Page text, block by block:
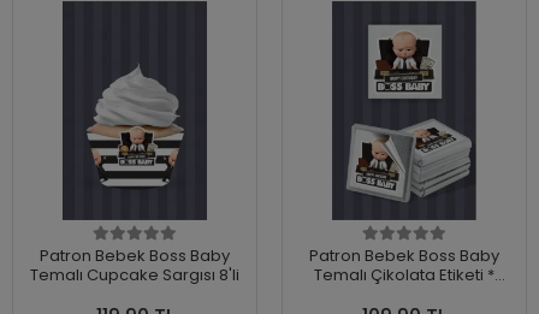
Patron Bebek Boss Baby
Temalı Cupcake Sargısı 8'li
Patron Bebek Boss Baby
Temalı Çikolata Etiketi *